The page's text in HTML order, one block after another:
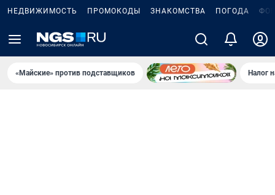
НЕДВИЖИМОСТЬ ПРОМОКОДЫ ЗНАКОМСТВА ПОГОДА
«Майские» против подставщиков Налог